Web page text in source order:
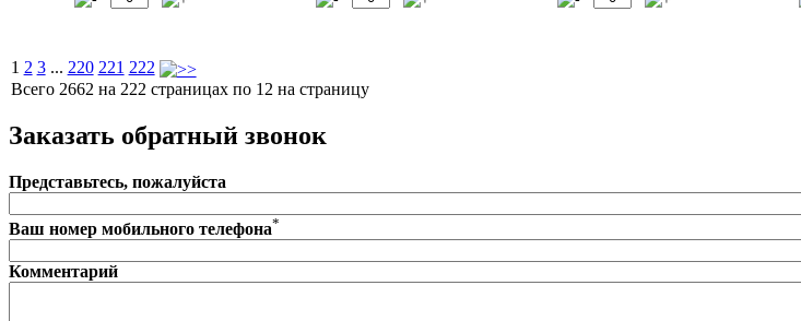
1 2 3 ... 220 221 222
Всего 2662 на 222 страницах по 12 на страницу
Заказать обратный звонок
Представьтесь, пожалуйста
Ваш номер мобильного телефона*
Комментарий